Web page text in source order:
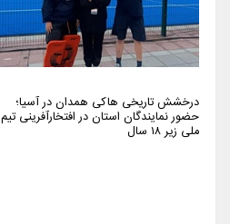
درخشش تاریخی هاکی همدان در آسیا؛
حضور نمایندگان استان در افتخارآفرینی تیم
ملی زیر ۱۸ سال